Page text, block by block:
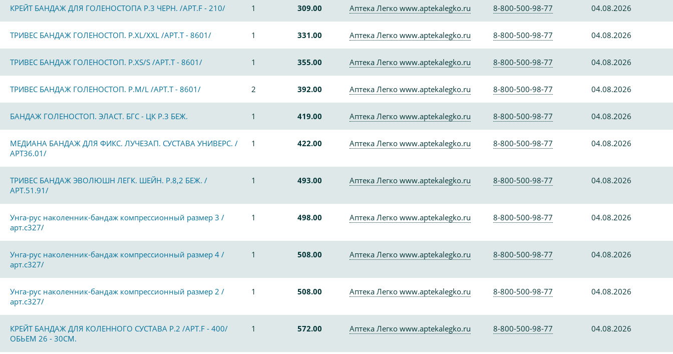
КРЕЙТ БАНДАЖ ДЛЯ ГОЛЕНОСТОПА Р.3 ЧЕРН. /АРТ.F - 210/ 1 309.00 Аптека Легко www.aptekalegko.ru 8-800-500-98-77 04.08.2026
ТРИВЕС БАНДАЖ ГОЛЕНОСТОП. Р.XL/XXL /АРТ.Т - 8601/ 1 331.00 Аптека Легко www.aptekalegko.ru 8-800-500-98-77 04.08.2026
ТРИВЕС БАНДАЖ ГОЛЕНОСТОП. Р.XS/S /АРТ.Т - 8601/ 1 355.00 Аптека Легко www.aptekalegko.ru 8-800-500-98-77 04.08.2026
ТРИВЕС БАНДАЖ ГОЛЕНОСТОП. Р.М/L /АРТ.Т - 8601/ 2 392.00 Аптека Легко www.aptekalegko.ru 8-800-500-98-77 04.08.2026
БАНДАЖ ГОЛЕНОСТОП. ЭЛАСТ. БГС - ЦК Р.3 БЕЖ. 1 419.00 Аптека Легко www.aptekalegko.ru 8-800-500-98-77 04.08.2026
МЕДИАНА БАНДАЖ ДЛЯ ФИКС. ЛУЧЕЗАП. СУСТАВА УНИВЕРС. /
АРТ36.01/
1 422.00 Аптека Легко www.aptekalegko.ru 8-800-500-98-77 04.08.2026
ТРИВЕС БАНДАЖ ЭВОЛЮШН ЛЕГК. ШЕЙН. Р.8,2 БЕЖ. /
АРТ.51.91/
1 493.00 Аптека Легко www.aptekalegko.ru 8-800-500-98-77 04.08.2026
Унга-рус наколенник-бандаж компрессионный размер 3 /
арт.с327/
1 498.00 Аптека Легко www.aptekalegko.ru 8-800-500-98-77 04.08.2026
Унга-рус наколенник-бандаж компрессионный размер 4 /
арт.с327/
1 508.00 Аптека Легко www.aptekalegko.ru 8-800-500-98-77 04.08.2026
Унга-рус наколенник-бандаж компрессионный размер 2 /
арт.с327/
1 508.00 Аптека Легко www.aptekalegko.ru 8-800-500-98-77 04.08.2026
КРЕЙТ БАНДАЖ ДЛЯ КОЛЕННОГО СУСТАВА Р.2 /АРТ.F - 400/
ОБЬЕМ 26 - 30СМ.
1 572.00 Аптека Легко www.aptekalegko.ru 8-800-500-98-77 04.08.2026